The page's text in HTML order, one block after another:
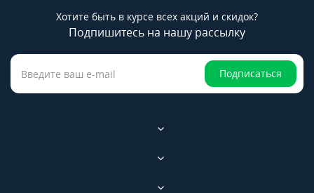
Хотите быть в курсе всех акций и скидок?
Подпишитесь на нашу рассылку
Подписаться